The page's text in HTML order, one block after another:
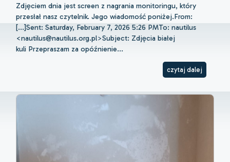
Zdjęciem dnia jest screen z nagrania monitoringu, który
przesłał nasz czytelnik. Jego wiadomość poniżej.From:
[...]Sent: Saturday, February 7, 2026 5:26 PMTo: nautilus
<nautilus@nautilus.org.pl>Subject: Zdjęcia białej
kuli Przepraszam za opóźnienie...
czytaj dalej